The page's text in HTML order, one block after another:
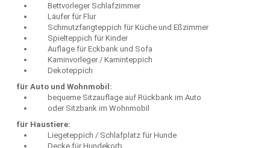
Bettvorleger Schlafzimmer
Läufer für Flur
Schmutzfangteppich für Küche und Eßzimmer
Spielteppich für Kinder
Auflage für Eckbank und Sofa
Kaminvorleger / Kaminteppich
Dekoteppich
für Auto und Wohnmobil:
bequeme Sitzauflage auf Rückbank im Auto
oder Sitzbank im Wohnmobil
für Haustiere:
Liegeteppich / Schlafplatz für Hunde
Decke für Hundekorb